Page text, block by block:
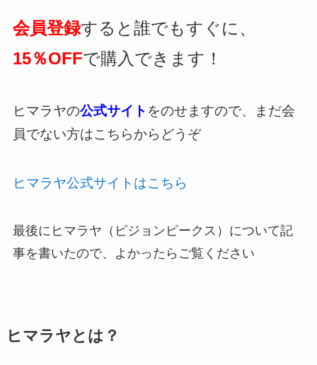
会員登録すると誰でもすぐに、
15％OFFで購入できます！
ヒマラヤの公式サイト をのせますので、まだ会
員でない方はこちらからどうぞ
ヒマラヤ公式サイトはこちら
最後にヒマラヤ（ピジョンピークス）について記
事を書いたので、よかったらご覧ください
ヒマラヤとは？